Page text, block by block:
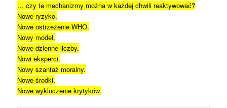
… czy te mechanizmy można w każdej chwili reaktywować?
Nowe ryzyko.
Nowe ostrzeżenie WHO.
Nowy model.
Nowe dzienne liczby.
Nowi eksperci.
Nowy szantaż moralny.
Nowe środki.
Nowe wykluczenie krytyków.